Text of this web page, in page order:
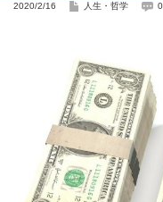
2020/2/16 人生・哲学